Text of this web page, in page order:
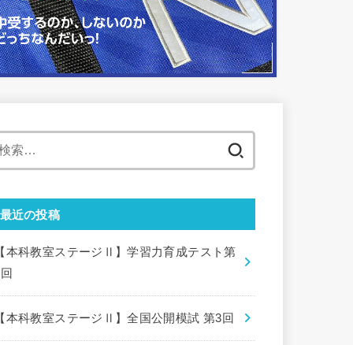
最近の投稿
本科教室ステージⅡ】学習力育成テスト第
本科教室ステージⅡ】全国公開模試 第3回